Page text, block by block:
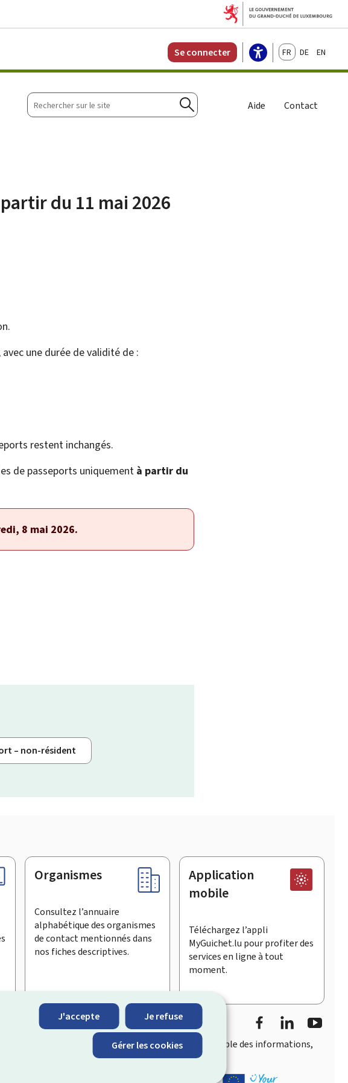
J'accepte Je refuse
Gérer les cookies
Se connecter FrançaisDeutschEnglish
Rechercher
sur
Rechercher
Aide Contact
du 11 mai 2026
une durée de validité de :
restent inchangés.
de passeports uniquement à partir du
8 mai 2026.
– non-résident
Organismes
Consultez l’annuaire
alphabétique des organismes
de contact mentionnés dans
nos fiches descriptives.
Application
mobile
Téléchargez l’appli
MyGuichet.lu pour profiter des
services en ligne à tout
moment.
FacebookLinkedIn
accès rapide et convivial à l’ensemble des informations,
luxembourgeois.